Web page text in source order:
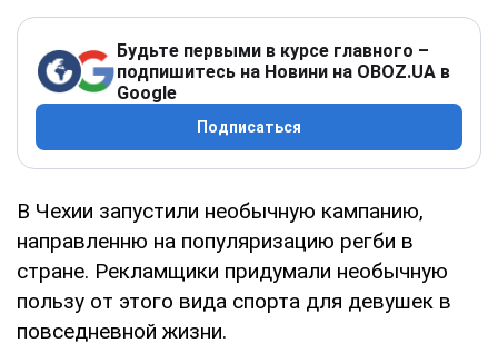
Будьте первыми в курсе главного –
подпишитесь на Новини на OBOZ.UA в
Google
Подписаться
В Чехии запустили необычную кампанию,
направленню на популяризацию регби в
стране. Рекламщики придумали необычную
пользу от этого вида спорта для девушек в
повседневной жизни.